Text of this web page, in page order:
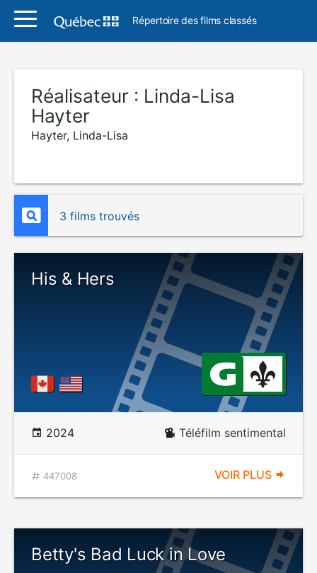
Répertoire des films classés
Réalisateur : Linda-Lisa
Hayter
Hayter, Linda-Lisa
3 films trouvés
His & Hers
2024 Téléfilm sentimental
447008 VOIR PLUS
Betty's Bad Luck in Love